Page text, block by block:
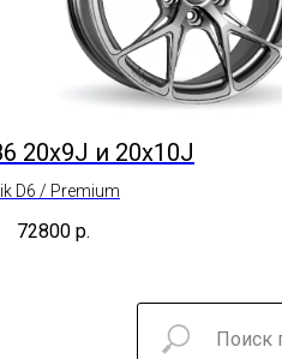
20x9J и 20x10J
D6 / Premium
72800 р.